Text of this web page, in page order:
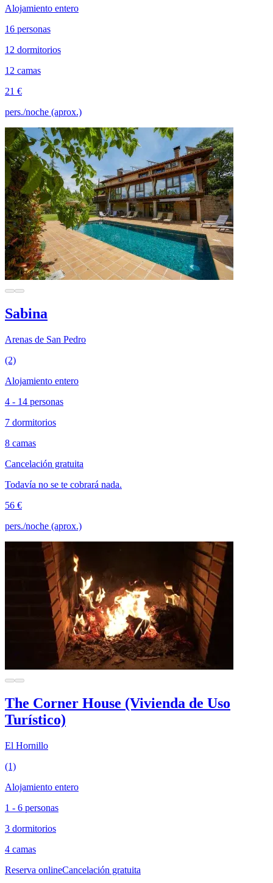
Alojamiento entero
16 personas
12 dormitorios
12 camas
21 €
pers./noche (aprox.)
Sabina
Arenas de San Pedro
(2)
Alojamiento entero
4 - 14 personas
7 dormitorios
8 camas
Cancelación gratuita
Todavía no se te cobrará nada.
56 €
pers./noche (aprox.)
The Corner House (Vivienda de Uso
Turístico)
El Hornillo
(1)
Alojamiento entero
1 - 6 personas
3 dormitorios
4 camas
Reserva onlineCancelación gratuita